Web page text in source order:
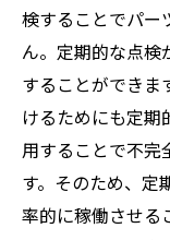
検することでパー
ん。定期的な点検
することができま
けるためにも定期
用することで不完
す。そのため、定
率的に稼働させる